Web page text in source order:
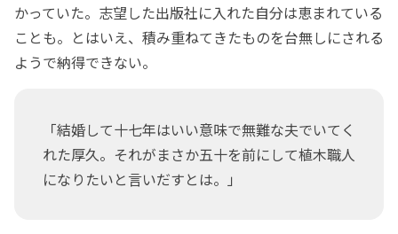
かっていた。志望した出版社に入れた自分は恵まれている
ことも。とはいえ、積み重ねてきたものを台無しにされる
ようで納得できない。
「結婚して十七年はいい意味で無難な夫でいてく
れた厚久。それがまさか五十を前にして植木職人
になりたいと言いだすとは。」